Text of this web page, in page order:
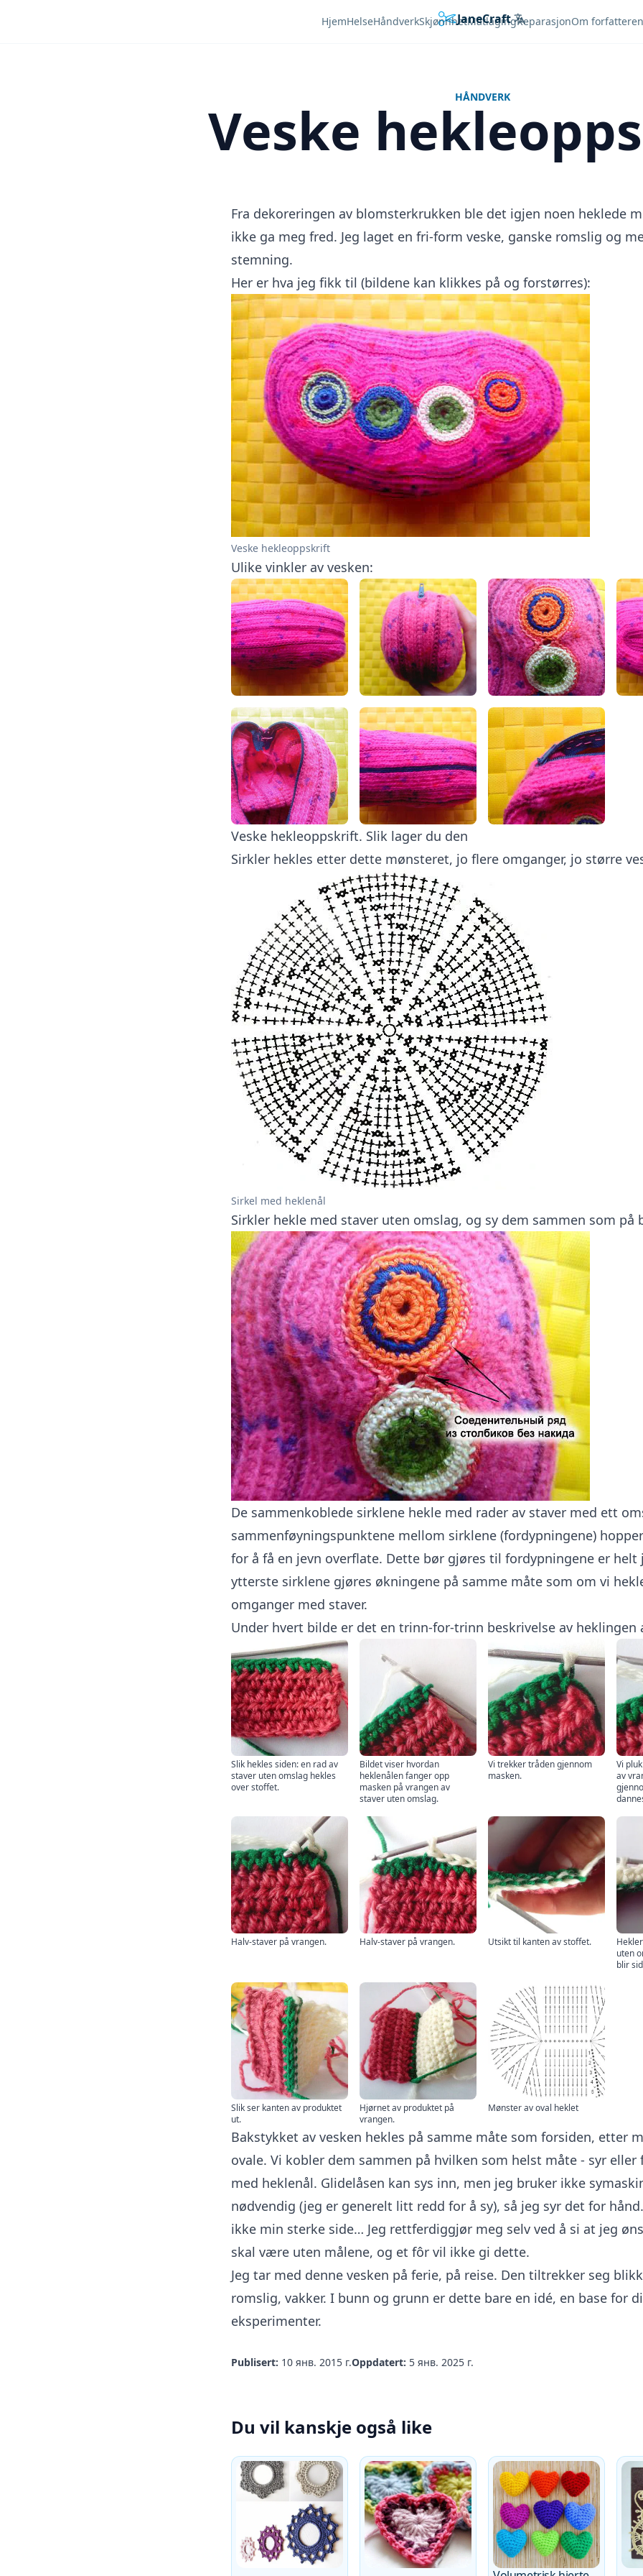
JaneCraft Languages
HjemHelseHåndverkSkjønnhetMatlagingReparasjonOm forfatteren
HÅNDVERK
Veske
Fra dekoreringen av blomsterkrukken ble det igjen noen heklede
ikke ga meg fred. Jeg laget en fri-form veske, ganske romslig og
stemning.
Her er hva jeg fikk til (bildene kan klikkes på og forstørres):
Veske hekleoppskrift
Ulike vinkler av vesken:
Veske hekleoppskrift. Slik lager du den
Sirkler hekles etter dette mønsteret, jo flere omganger, jo større
Sirkel med heklenål
Sirkler hekle med staver uten omslag, og sy dem sammen som på
De sammenkoblede sirklene hekle med rader av staver med ett
sammenføyningspunktene mellom sirklene (fordypningene)
for å få en jevn overflate. Dette bør gjøres til fordypningene er helt
ytterste sirklene gjøres økningene på samme måte som om vi
omganger med staver.
Under hvert bilde er det en trinn-for-trinn beskrivelse av heklingen
Slik hekles siden: en rad av
staver uten omslag hekles
over stoffet.
Bildet viser hvordan
heklenålen fanger opp
masken på vrangen av
staver uten omslag.
Vi trekker tråden gjennom
masken.
Vi
av
Halv-staver på vrangen. Halv-staver på vrangen. Utsikt til kanten av stoffet.
uten
blir
Slik ser kanten av produktet
ut.
Hjørnet av produktet på
vrangen.
Mønster av oval heklet
Bakstykket av vesken hekles på samme måte som forsiden, etter
ovale. Vi kobler dem sammen på hvilken som helst måte - syr eller
med heklenål. Glidelåsen kan sys inn, men jeg bruker ikke
nødvendig (jeg er generelt litt redd for å sy), så jeg syr det for
ikke min sterke side… Jeg rettferdiggjør meg selv ved å si at jeg
skal være uten målene, og et fôr vil ikke gi dette.
Jeg tar med denne vesken på ferie, på reise. Den tiltrekker seg
romslig, vakker. I bunn og grunn er dette bare en idé, en base for
eksperimenter.
Publisert: 10 янв. 2015 г.Oppdatert: 5 янв. 2025 г.
Du vil kanskje også like